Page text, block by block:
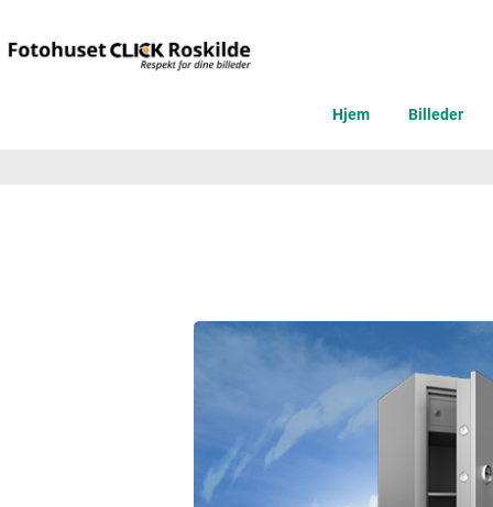
Hjem Billeder